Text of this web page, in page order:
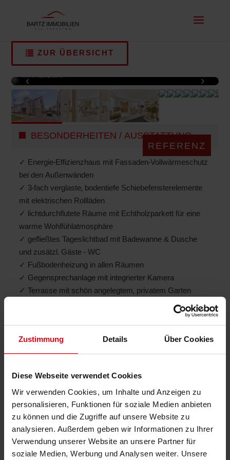
Zustimmung Details Über Cookies
Diese Webseite verwendet Cookies
Wir verwenden Cookies, um Inhalte und Anzeigen zu
personalisieren, Funktionen für soziale Medien anbieten
zu können und die Zugriffe auf unsere Website zu
analysieren. Außerdem geben wir Informationen zu Ihrer
Verwendung unserer Website an unsere Partner für
soziale Medien, Werbung und Analysen weiter. Unsere
ZUR ÜBERSICHT
Außenansicht
1 / 13
‹ ›
REFERENZ
BESONDERHEITEN / AUSSTATTUNG
✓ Energie-Effizienzhaus mit Fassaden-Vollwärmeschutz
bei den Außenwänden
✓ 3-fach verglaste, bodentiefe Schiebefensterelemente
mit elektrischen Rollläden
✓ lichtdurchflutete Räume mit Echtholzparkett für eine
warme Wohlfühlatmosphäre
✓ gefließtes Tageslichtbad mit Badewanne & Dusche
und zusätzl. Gäste - WC
✓ Fußbodenheizung in allen Räumen
✓ Gegensprechanlage mit integrierter Kamera
✓ Terrasse mit schön angelegtem, privatem Garten
✓ Nutz- und Lagerfläche im eigenen Kellerraum
✓ inkl. 2 Tiefgaragenstellplätze & ein Außenstellplatz
Bad Dürkheim. Bekannt ist Bad Dürkheim für seinen
Hauptwirtschaftszweig, den Weinbau, was sich in einigen
Veranstaltungen widerspiegelt. Egal ob Jung oder Alt, die
schulisches Angebot vor Ort, mit einigen Grundschulen,